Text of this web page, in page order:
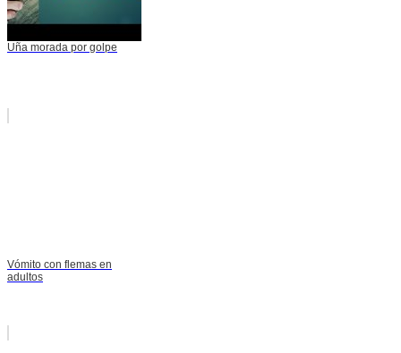
Uña morada por golpe
Vómito con flemas en
adultos